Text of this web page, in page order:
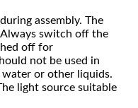
assembly. The
switch off the
off for
not be used in
or other liquids.
light source suitable